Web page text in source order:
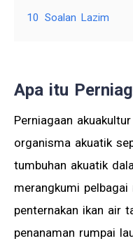
10 Soalan Lazim
Apa itu
Perniagaan
organisma akuatik
tumbuhan akuatik
merangkumi
penternakan ikan air
penanaman rumpai